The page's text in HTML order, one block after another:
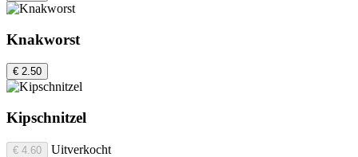
Knakworst
€ 2.50
Kipschnitzel
€ 4.60 Uitverkocht